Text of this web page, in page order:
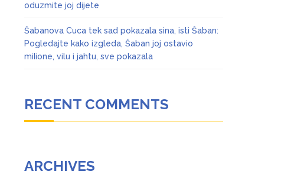
oduzmite joj dijete
Šabanova Cuca tek sad pokazala sina, isti Šaban:
Pogledajte kako izgleda, Šaban joj ostavio
miIione, vilu i jahtu, sve pokazala
RECENT COMMENTS
ARCHIVES